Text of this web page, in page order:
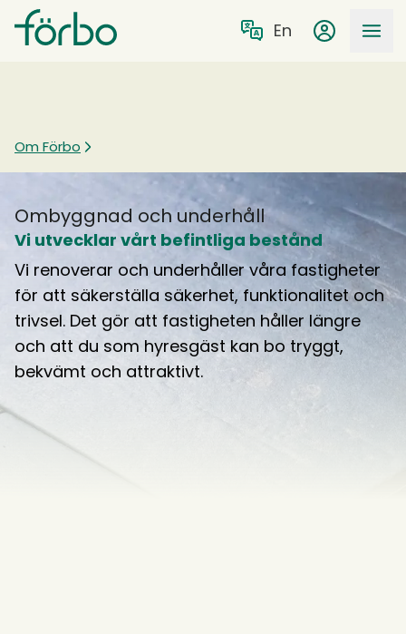
Gå till huvudmeny
Gå till övergripande innehåll
Sök på förbo.se
en
Om Förbo
Vi utvecklar vårt befintliga bestånd
Ombyggnad och underhåll
Vi renoverar och underhåller våra fastigheter
för att säkerställa säkerhet, funktionalitet och
trivsel. Det gör att fastigheten håller längre
och att du som hyresgäst kan bo tryggt,
bekvämt och attraktivt.